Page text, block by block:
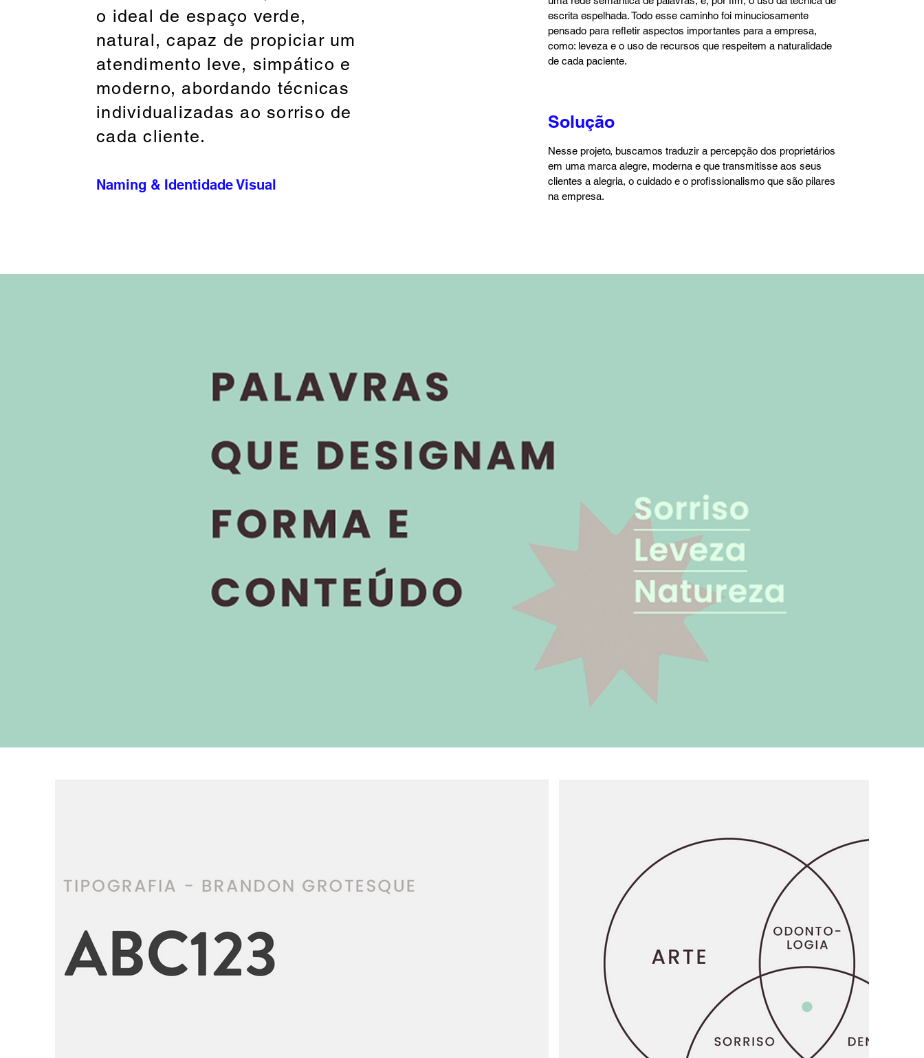
o ideal de espaço verde,
natural, capaz de propiciar um
atendimento leve, simpático e
moderno, abordando técnicas
individualizadas ao sorriso de
cada cliente.
Naming & Identidade Visual
escrita espelhada. Todo esse caminho foi minuciosamente
pensado para refletir aspectos importantes para a empresa,
como: leveza e o uso de recursos que respeitem a naturalidade
de cada paciente.
Solução
Nesse projeto, buscamos traduzir a percepção dos proprietários
em uma marca alegre, moderna e que transmitisse aos seus
clientes a alegria, o cuidado e o profissionalismo que são pilares
na empresa.